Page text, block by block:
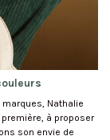
Nathalie
à proposer
son envie de